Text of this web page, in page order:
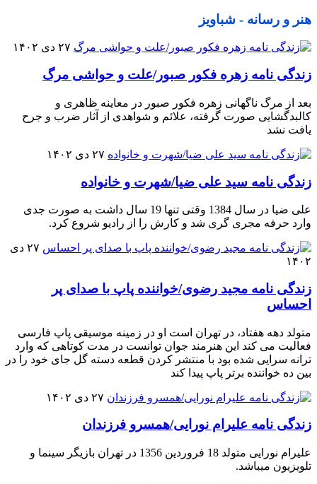
هنر و رسانه - شباویز
۲۷ دی ۱۴۰۲
زندگی نامه زهره فکور صبور/علت و حواشی مرگ
بعد از مرگ ناگهانی زهره فکور صبور در معاینه ظاهری و
کالبدگشایی صورت گرفته، علائم و شواهدی از آثار ضرب و جرح
یافت نشد
۲۷ دی ۱۴۰۲
زندگی نامه سید علی ضیا/شهرت و خانواده
علی ضیا در سال 1384 وقتی تنها 19 سال داشت به صورت جدی
وارد حرفه مجری گری شد و کارش را از رادیو شروع کرد.
۲۷ دی
۱۴۰۲
زندگی نامه مجید رضوی/خواننده پاپ با صدای پر
احساس
متولد دهه هفتاد، در تهران است او در زمینه موسیقی پاپ فارسی
فعالیت می کند این هنرمند جوان توانست در مدت کوتاهی که وارد
ترانه سرایی شده بود با منتشر کردن قطعه دسته گل جای خود را در
بین ده خواننده برتر پاپ پیدا کند
۲۷ دی ۱۴۰۲
زندگی نامه علیرام نورایی/همسرو فرزندان
علیرام نورایی متولد 18 فروردین 1356 در تهران بازیگر سینما و
تلویزیون میباشد.